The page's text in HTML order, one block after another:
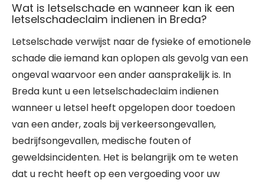
Wat is letselschade en wanneer kan ik een
letselschadeclaim indienen in Breda?
Letselschade verwijst naar de fysieke of emotionele
schade die iemand kan oplopen als gevolg van een
ongeval waarvoor een ander aansprakelijk is. In
Breda kunt u een letselschadeclaim indienen
wanneer u letsel heeft opgelopen door toedoen
van een ander, zoals bij verkeersongevallen,
bedrijfsongevallen, medische fouten of
geweldsincidenten. Het is belangrijk om te weten
dat u recht heeft op een vergoeding voor uw